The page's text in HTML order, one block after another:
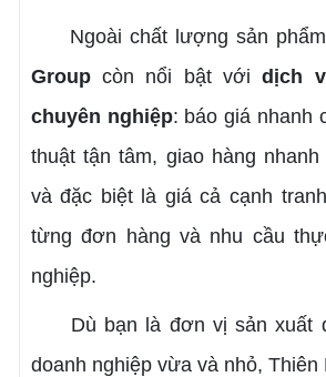
Ngoài chất lượng sản
Groupcòn nổi bật vớidịch
chuyên nghiệp: báo giá nhanh
thuật tận tâm, giao hàng
và đặc biệt là giá cả cạnh
từng đơn hàng và nhu cầu
nghiệp.
Dù bạn là đơn vị sản xuất
doanh nghiệp vừa và nhỏ,